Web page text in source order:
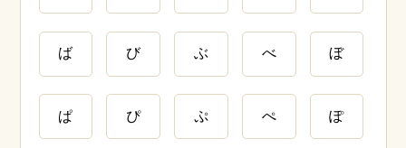
ば び ぶ べ ぼ
ぱ ぴ ぷ ぺ ぽ